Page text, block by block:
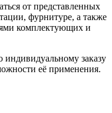
от представленных
фурнитуре, а также
комплектующих и
заказу
её применения.